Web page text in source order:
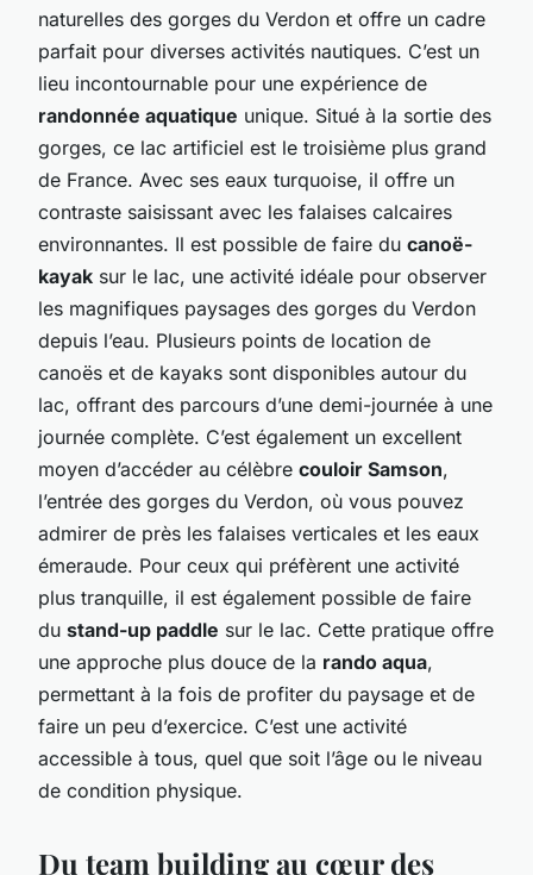
naturelles des gorges du Verdon et offre un cadre
parfait pour diverses activités nautiques. C’est un
lieu incontournable pour une expérience de
randonnée aquatique unique. Situé à la sortie des
gorges, ce lac artificiel est le troisième plus grand
de France. Avec ses eaux turquoise, il offre un
contraste saisissant avec les falaises calcaires
environnantes. Il est possible de faire du canoë-
kayak sur le lac, une activité idéale pour observer
les magnifiques paysages des gorges du Verdon
depuis l’eau. Plusieurs points de location de
canoës et de kayaks sont disponibles autour du
lac, offrant des parcours d’une demi-journée à une
journée complète. C’est également un excellent
moyen d’accéder au célèbre couloir Samson,
l’entrée des gorges du Verdon, où vous pouvez
admirer de près les falaises verticales et les eaux
émeraude. Pour ceux qui préfèrent une activité
plus tranquille, il est également possible de faire
du stand-up paddle sur le lac. Cette pratique offre
une approche plus douce de la rando aqua,
permettant à la fois de profiter du paysage et de
faire un peu d’exercice. C’est une activité
accessible à tous, quel que soit l’âge ou le niveau
de condition physique.
Du team building au cœur des